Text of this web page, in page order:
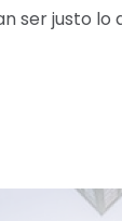
ser justo lo